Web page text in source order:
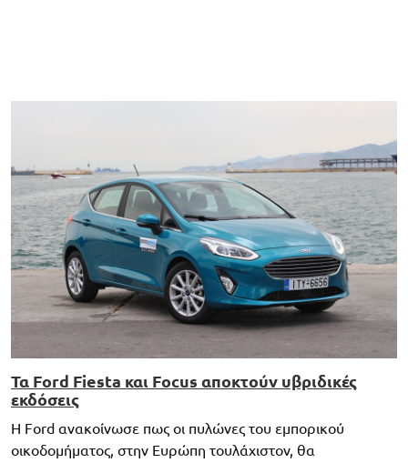
Τα Ford Fiesta και Focus αποκτούν υβριδικές
εκδόσεις
H Ford ανακοίνωσε πως οι πυλώνες του εμπορικού
οικοδομήματος, στην Ευρώπη τουλάχιστον, θα